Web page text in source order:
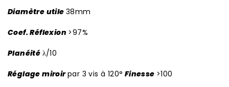
Diamètre utile 38mm
Coef. Réflexion >97%
Planéité λ/10
Réglage miroirpar 3 vis à 120° Finesse >100